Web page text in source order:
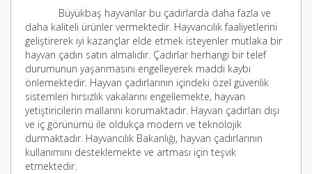
Büyükbaş hayvanlar bu çadırlarda daha fazla ve
daha kaliteli ürünler vermektedir. Hayvancılık faaliyetlerini
geliştirerek iyi kazançlar elde etmek isteyenler mutlaka bir
hayvan çadırı satın almalıdır. Çadırlar herhangi bir telef
durumunun yaşanmasını engelleyerek maddi kaybı
önlemektedir. Hayvan çadırlarının içindeki özel güvenlik
sistemleri hırsızlık vakalarını engellemekte, hayvan
yetiştiricilerin mallarını korumaktadır. Hayvan çadırları dışı
ve iç görünümü ile oldukça modern ve teknolojik
durmaktadır. Hayvancılık Bakanlığı, hayvan çadırlarının
kullanımını desteklemekte ve artması için teşvik
etmektedir.